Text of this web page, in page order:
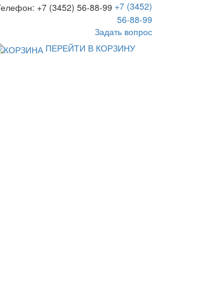
+7 (3452)
56-88-99
Задать вопрос
ПЕРЕЙТИ В КОРЗИНУ